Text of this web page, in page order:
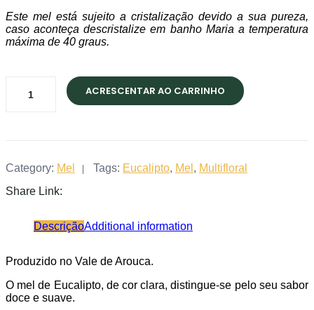
Este mel está sujeito a cristalização devido a sua pureza,
caso aconteça descristalize em banho Maria a temperatura
máxima de 40 graus.
ACRESCENTAR AO CARRINHO
Category: Mel Tags: Eucalipto, Mel , Multifloral
Share Link:
DescriçãoAdditional information
Produzido no Vale de Arouca.
O mel de Eucalipto, de cor clara, distingue-se pelo seu sabor
doce e suave.